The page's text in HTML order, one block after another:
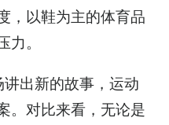
，以鞋为主的体育品
。
出新的故事，运动
。对比来看，无论是